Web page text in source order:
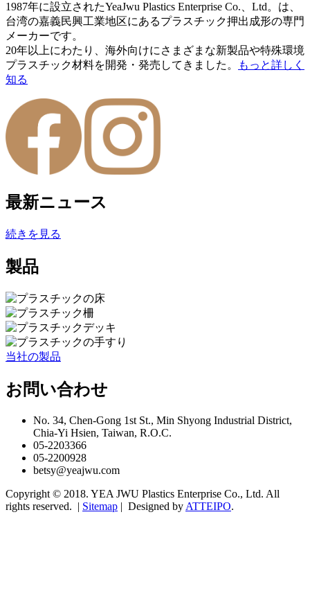
1987年に設立されたYeaJwu Plastics Enterprise Co.、Ltd。は、
台湾の嘉義民興工業地区にあるプラスチック押出成形の専門
メーカーです。
20年以上にわたり、海外向けにさまざまな新製品や特殊環境
プラスチック材料を開発・発売してきました。
もっと詳しく
知る
最新ニュース
続きを見る
製品
当社の製品
お問い合わせ
No. 34, Chen-Gong 1st St., Min Shyong Industrial District,
Chia-Yi Hsien, Taiwan, R.O.C.
05-2203366
05-2200928
betsy@yeajwu.com
Copyright © 2018. YEA JWU Plastics Enterprise Co., Ltd. All
rights reserved. | Sitemap | Designed by ATTEIPO.